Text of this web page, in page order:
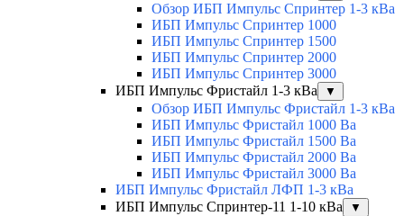
Обзор ИБП Импульс Спринтер 1-3 кВа
ИБП Импульс Спринтер 1000
ИБП Импульс Спринтер 1500
ИБП Импульс Спринтер 2000
ИБП Импульс Спринтер 3000
ИБП Импульс Фристайл 1-3 кВа
▼
Обзор ИБП Импульс Фристайл 1-3 кВа
ИБП Импульс Фристайл 1000 Ва
ИБП Импульс Фристайл 1500 Ва
ИБП Импульс Фристайл 2000 Ва
ИБП Импульс Фристайл 3000 Ва
ИБП Импульс Фристайл ЛФП 1-3 кВа
ИБП Импульс Спринтер-11 1-10 кВа
▼